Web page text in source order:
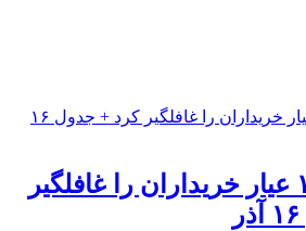
قیمت طلا ۱۸ عیار خریداران را غافلگیر